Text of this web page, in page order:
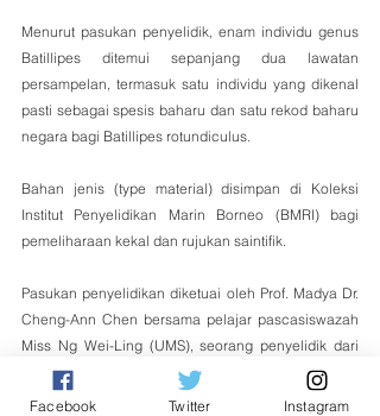
Menurut pasukan penyelidik, enam individu genus
Batillipes ditemui sepanjang dua lawatan
persampelan, termasuk satu individu yang dikenal
pasti sebagai spesis baharu dan satu rekod baharu
negara bagi Batillipes rotundiculus.
Bahan jenis (type material) disimpan di Koleksi
Institut Penyelidikan Marin Borneo (BMRI) bagi
pemeliharaan kekal dan rujukan saintifik.
Pasukan penyelidikan diketuai oleh Prof. Madya Dr.
Cheng-Ann Chen bersama pelajar pascasiswazah
Miss Ng Wei-Ling (UMS), seorang penyelidik dari
Universiti Malaysia Sarawak (UNIMAS), serta Prof.
Dr. Tadashi Kajita dari University of the Ryukyus,
Facebook Twitter Instagram